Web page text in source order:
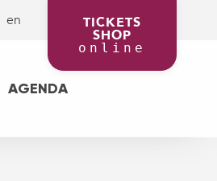
en TICKETS
SHOP
online
AGENDA